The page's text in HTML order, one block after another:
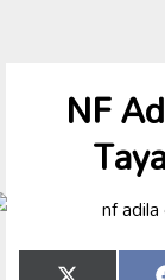
NF